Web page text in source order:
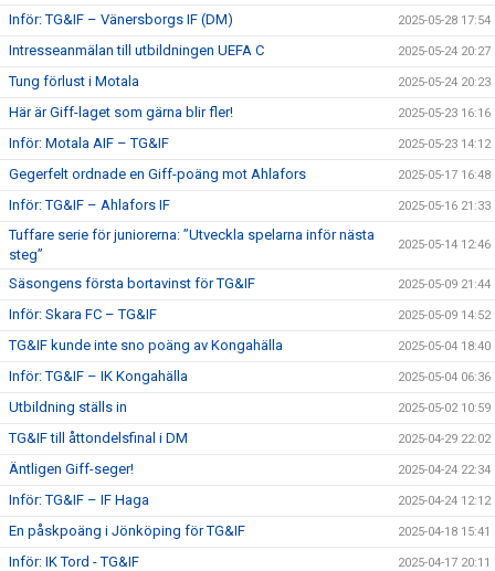
Inför: TG&IF – Vänersborgs IF (DM) 2025-05-28 17:54
Intresseanmälan till utbildningen UEFA C 2025-05-24 20:27
Tung förlust i Motala 2025-05-24 20:23
Här är Giff-laget som gärna blir fler! 2025-05-23 16:16
Inför: Motala AIF – TG&IF 2025-05-23 14:12
Gegerfelt ordnade en Giff-poäng mot Ahlafors 2025-05-17 16:48
Inför: TG&IF – Ahlafors IF 2025-05-16 21:33
Tuffare serie för juniorerna: ”Utveckla spelarna inför nästa
steg”
2025-05-14 12:46
Säsongens första bortavinst för TG&IF 2025-05-09 21:44
Inför: Skara FC – TG&IF 2025-05-09 14:52
TG&IF kunde inte sno poäng av Kongahälla 2025-05-04 18:40
Inför: TG&IF – IK Kongahälla 2025-05-04 06:36
Utbildning ställs in 2025-05-02 10:59
TG&IF till åttondelsfinal i DM 2025-04-29 22:02
Äntligen Giff-seger! 2025-04-24 22:34
Inför: TG&IF – IF Haga 2025-04-24 12:12
En påskpoäng i Jönköping för TG&IF 2025-04-18 15:41
Inför: IK Tord - TG&IF 2025-04-17 20:11